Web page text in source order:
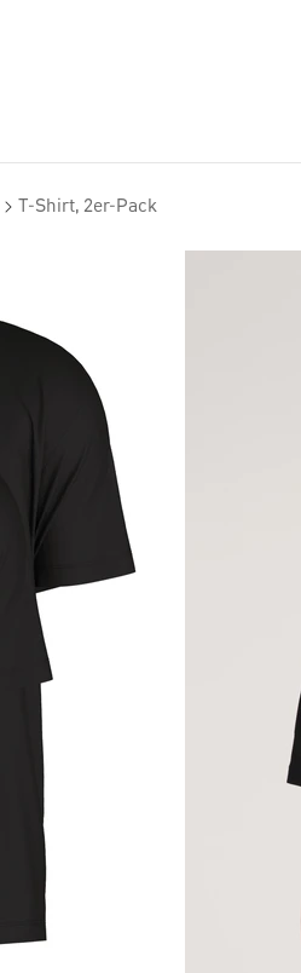
T-Shirt, 2er-Pack